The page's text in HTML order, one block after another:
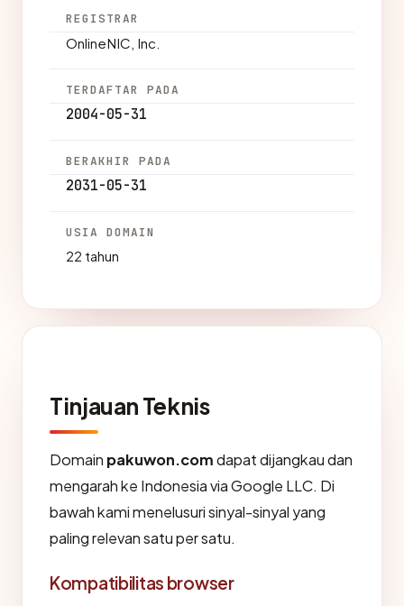
REGISTRAR
OnlineNIC, Inc.
TERDAFTAR PADA
2004-05-31
BERAKHIR PADA
2031-05-31
USIA DOMAIN
22 tahun
Tinjauan Teknis
Domain pakuwon.comdapat dijangkau dan
mengarah ke Indonesia via Google LLC. Di
bawah kami menelusuri sinyal-sinyal yang
paling relevan satu per satu.
Kompatibilitas browser